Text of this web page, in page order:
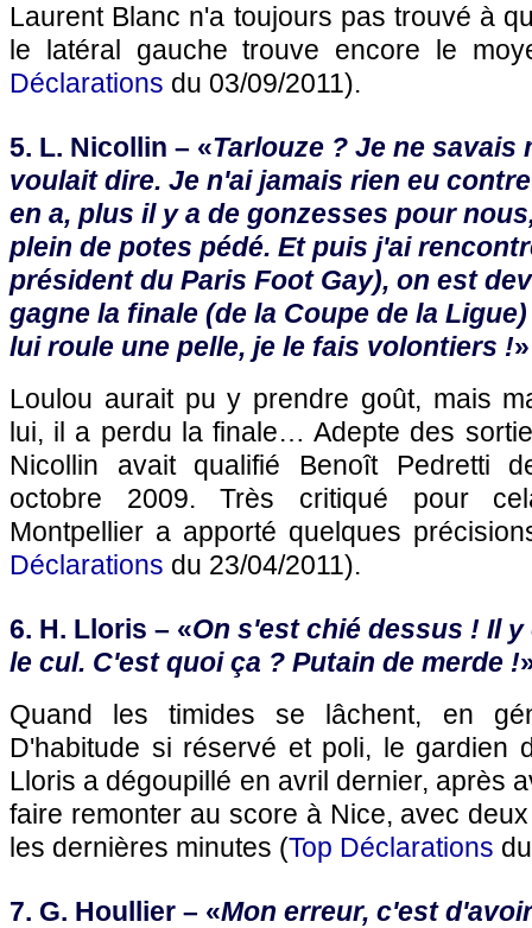
Laurent Blanc n'a toujours pas trouvé à
le latéral gauche trouve encore le
Déclarations du 03/09/2011).
5. L. Nicollin – «Tarlouze ? Je ne savais
voulait dire. Je n'ai jamais rien eu
en a, plus il y a de gonzesses pour
plein de potes pédé. Et puis j'ai
président du Paris Foot Gay), on est
gagne la finale (de la Coupe de la
lui roule une pelle, je le fais volontiers !»
Loulou aurait pu y prendre goût, mais
lui, il a perdu la finale… Adepte des
Nicollin avait qualifié Benoît Pedretti
octobre 2009. Très critiqué pour
Montpellier a apporté quelques
Déclarations du 23/04/2011).
6. H. Lloris – «On s'est chié dessus ! Il y
le cul. C'est quoi ça ? Putain de merde !
Quand les timides se lâchent, en
D'habitude si réservé et poli, le gardien
Lloris a dégoupillé en avril dernier, après
faire remonter au score à Nice, avec
les dernières minutes (Top Déclarations
7. G. Houllier – «Mon erreur, c'est